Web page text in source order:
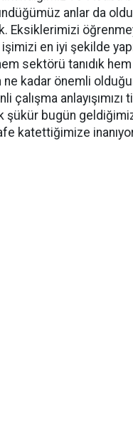
anlar da
Eksiklerimizi
en iyi şekilde
sektörü tanıdık
kadar önemli
çalışma anlayışımızı
şükür bugün
katettiğimize